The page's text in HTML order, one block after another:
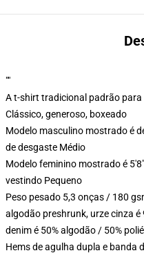
""
A t-shirt tradicional padrão
Clássico, generoso, boxeado
Modelo masculino mostrado é
de desgaste Médio
Modelo feminino mostrado é
vestindo Pequeno
Peso pesado 5,3 onças / 180
algodão preshrunk, urze cinza é
denim é 50% algodão / 50%
Hems de agulha dupla e banda